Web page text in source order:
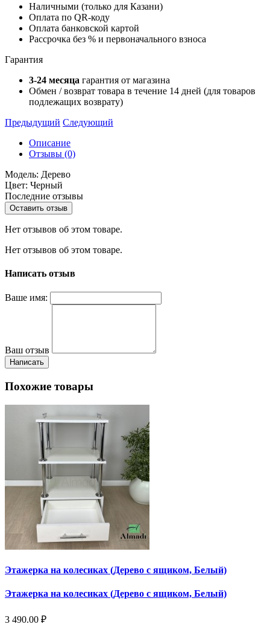
Наличными (только для Казани)
Оплата по QR-коду
Оплата банковской картой
Рассрочка без % и первоначального взноса
Гарантия
3-24 месяца гарантия от магазина
Обмен / возврат товара в течение 14 дней (для товаров
подлежащих возврату)
Предыдущий Следующий
Описание
Отзывы (0)
Модель: Дерево
Цвет: Черный
Последние отзывы
Оставить отзыв
Нет отзывов об этом товаре.
Нет отзывов об этом товаре.
Написать отзыв
Ваше имя:
Ваш отзыв
Написать
Похожие товары
Этажерка на колесиках (Дерево с ящиком, Белый)
Этажерка на колесиках (Дерево с ящиком, Белый)
3 490.00 ₽